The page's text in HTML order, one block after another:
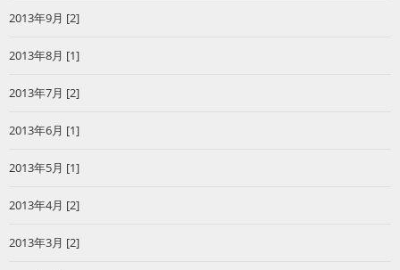
2013年9月 [2]
2013年8月 [1]
2013年7月 [2]
2013年6月 [1]
2013年5月 [1]
2013年4月 [2]
2013年3月 [2]